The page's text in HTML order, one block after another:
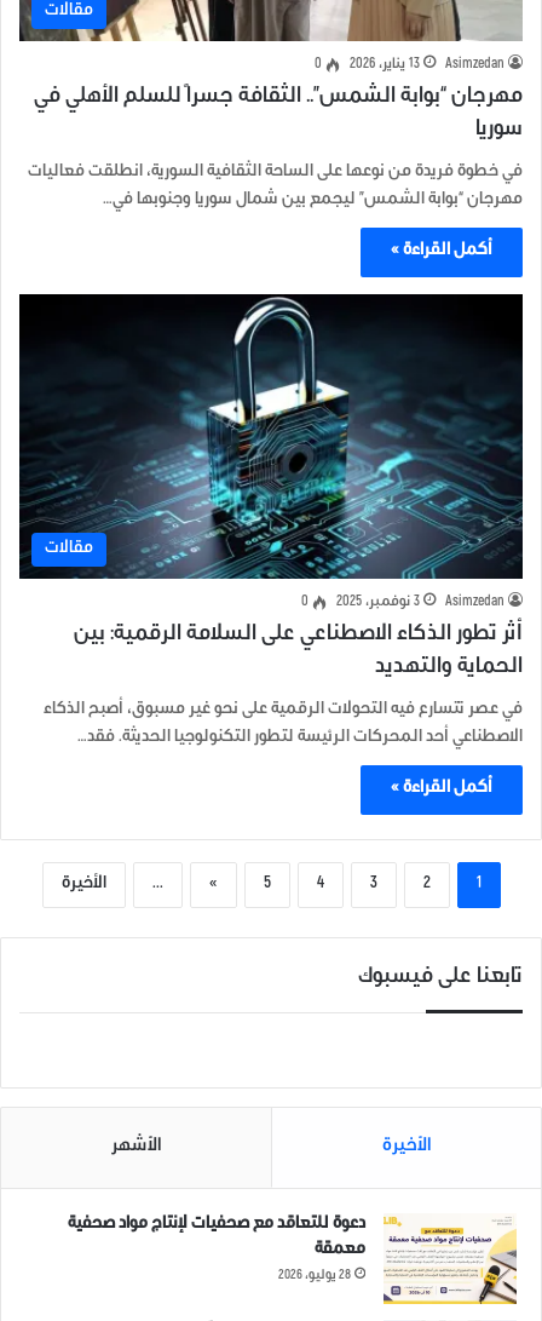
مقالات
Asimzedan 13 يناير، 2026 0
مهرجان “بوابة الشمس”.. الثقافة جسراً للسلم الأهلي في
سوريا
في خطوة فريدة من نوعها على الساحة الثقافية السورية، انطلقت فعاليات
مهرجان “بوابة الشمس” ليجمع بين شمال سوريا وجنوبها في…
أكمل القراءة »
مقالات
Asimzedan 3 نوفمبر، 2025 0
أثر تطور الذكاء الاصطناعي على السلامة الرقمية: بين
الحماية والتهديد
في عصر تتسارع فيه التحولات الرقمية على نحو غير مسبوق، أصبح الذكاء
الاصطناعي أحد المحركات الرئيسة لتطور التكنولوجيا الحديثة. فقد…
أكمل القراءة »
1
2
3
4
5
»
... الأخيرة
تابعنا على فيسبوك
الأخيرة الأشهر
دعوة للتعاقد مع صحفيات لإنتاج مواد صحفية
معمقة
28 يوليو، 2026